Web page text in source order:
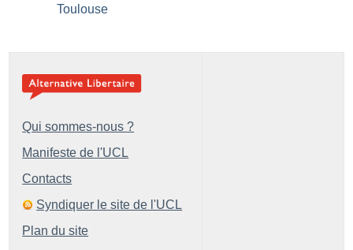
Toulouse
Qui sommes-nous ?
Manifeste de l'UCL
Contacts
Syndiquer le site de l'UCL
Plan du site